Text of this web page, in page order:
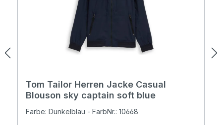
Tom Tailor Herren Jacke Casual
Blouson sky captain soft blue
Farbe: Dunkelblau - FarbNr.: 10668